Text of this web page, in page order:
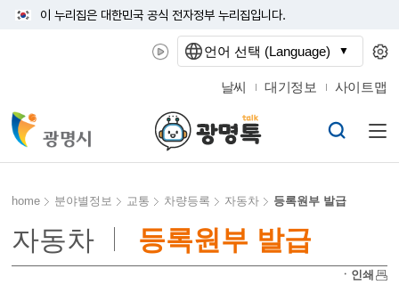
이 누리집은 대한민국 공식 전자정부 누리집입니다.
날씨 대기정보 사이트맵
home 분야별정보 교통 차량등록 자동차 등록원부 발급
자동차 등록원부 발급
ㆍ인쇄
언어 선택 (Language)